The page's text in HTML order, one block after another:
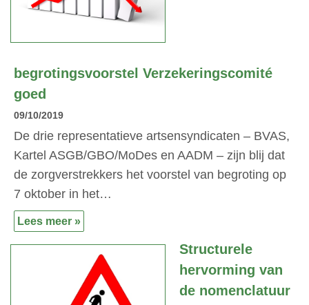
begrotingsvoorstel Verzekeringscomité
goed
09/10/2019
De drie representatieve artsensyndicaten – BVAS,
Kartel ASGB/GBO/MoDes en AADM – zijn blij dat
de zorgverstrekkers het voorstel van begroting op
7 oktober in het…
Lees meer »
Structurele
hervorming van
de nomenclatuur